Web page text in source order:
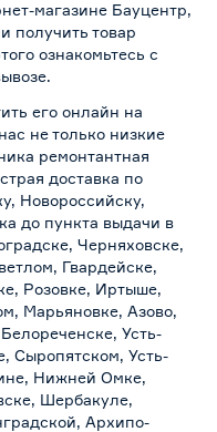
магазине Бауцентр,
получить товар
ознакомьтесь с
.
его онлайн на
не только низкие
ремонтантная
доставка по
Новороссийску,
до пункта выдачи в
Черняховске,
Гвардейске,
Розовке, Иртыше,
Марьяновке, Азово,
Усть-
Сыропятском, Усть-
Нижней Омке,
Шербакуле,
Архипо-